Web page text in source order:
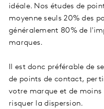
idéale. Nos études de
moyenne seuls 20% des
généralement 80% de
marques.
Il est donc préférable de
de points de contact,
votre marque et de
risquer la dispersion.